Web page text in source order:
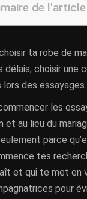
de l'article
ta robe de
choisir une
lors des essayages.
les
et au lieu du
parce
tes
et qui te met en
pour